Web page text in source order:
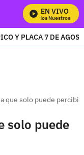
EN VIVO
Mira Todos Nuestros
Y PLACA 7 DE
que solo puede percibir
solo puede